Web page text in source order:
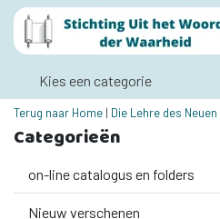
Kies een categorie
Terug naar Home | Die Lehre des
Categorieën
on-line catalogus en folders
Nieuw verschenen